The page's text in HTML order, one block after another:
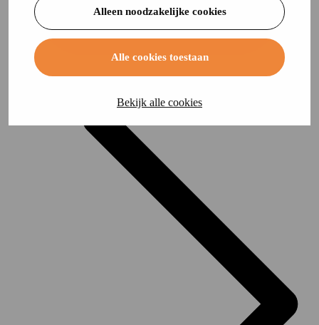
Alleen noodzakelijke cookies
Alle cookies toestaan
Bekijk alle cookies